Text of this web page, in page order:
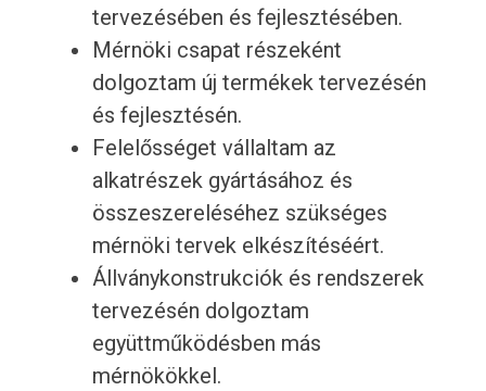
tervezésében és fejlesztésében.
Mérnöki csapat részeként
dolgoztam új termékek tervezésén
és fejlesztésén.
Felelősséget vállaltam az
alkatrészek gyártásához és
összeszereléséhez szükséges
mérnöki tervek elkészítéséért.
Állványkonstrukciók és rendszerek
tervezésén dolgoztam
együttműködésben más
mérnökökkel.